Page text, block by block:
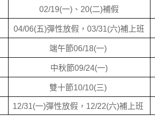
02/19(一)、 20(二)補假
04/06(五)彈性放假， 03/31(六)補上班
端午節06/18(一)
中秋節09/24(一)
雙十節10/10(三)
12/31(一)彈性放假， 12/22(六)補上班